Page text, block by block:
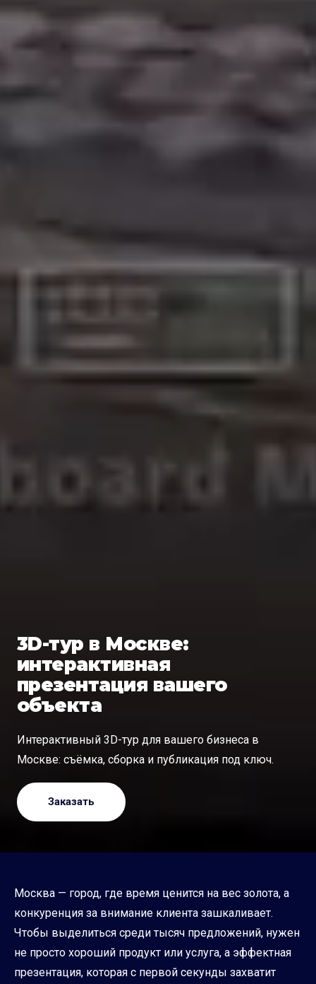
3D-тур в Москве:
интерактивная
презентация вашего
объекта
Интерактивный 3D-тур для вашего бизнеса в
Москве: съёмка, сборка и публикация под ключ.
Заказать
Москва — город, где время ценится на вес золота, а
конкуренция за внимание клиента зашкаливает.
Чтобы выделиться среди тысяч предложений, нужен
не просто хороший продукт или услуга, а эффектная
презентация, которая с первой секунды захватит